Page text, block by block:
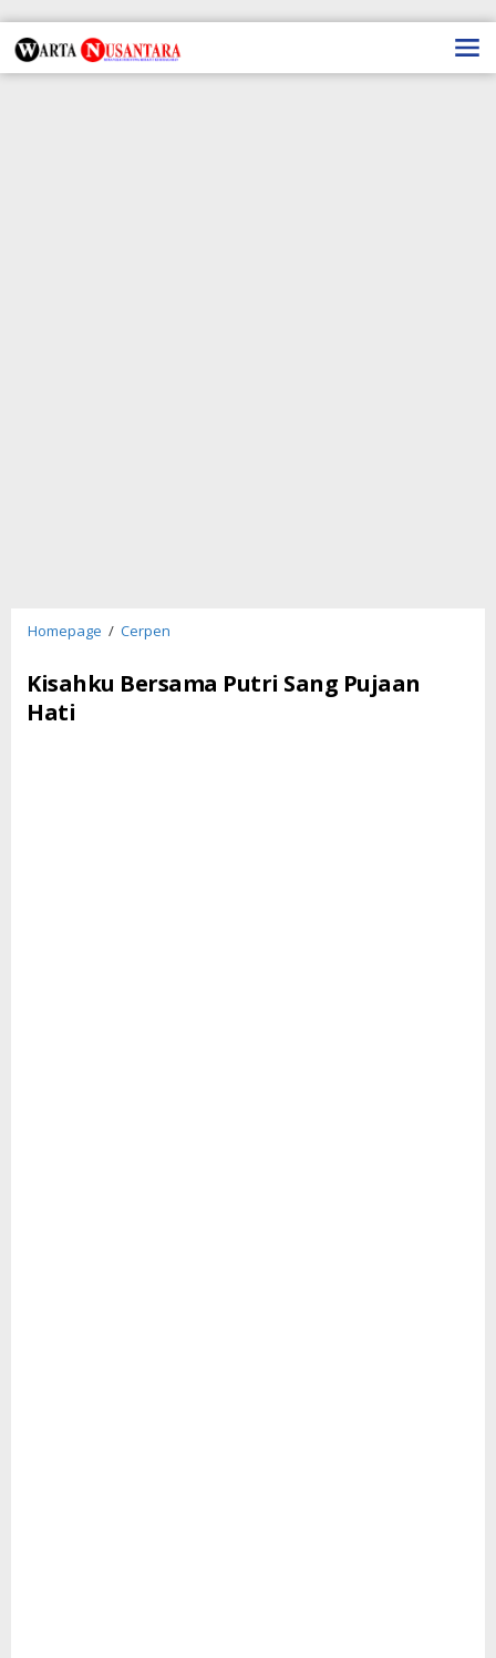
ke
konten
Homepage / Cerpen
Sang
Kisahku Bersama Putri Sang Pujaan
Hati